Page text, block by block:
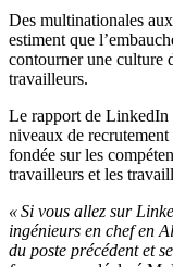
Des multinationales
estiment que
contourner une culture
travailleurs.
Le rapport de LinkedIn
niveaux de recrutement
fondée sur les
travailleurs et les
« Si vous allez sur
ingénieurs en chef en
du poste précédent et